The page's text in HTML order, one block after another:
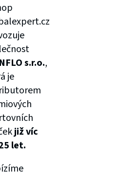
s.r.o.,
je
již víc
let.